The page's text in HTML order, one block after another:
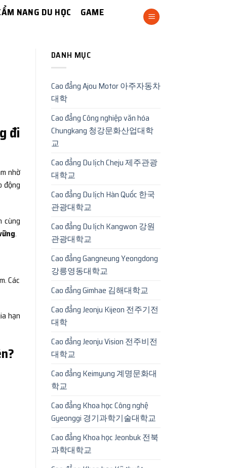
NANG DU HỌC
GAME
đi
nhờ
động
cùng
.
Các
hạn
DANH MỤC
Cao đẳng Ajou Motor 아주자동차
대학
Cao đẳng Công nghiệp văn hóa
Chungkang 청강문화산업대학
교
Cao đẳng Du lịch Cheju 제주관광
대학교
Cao đẳng Du lịch Hàn Quốc 한국
관광대학교
Cao đẳng Du lịch Kangwon 강원
관광대학교
Cao đẳng Gangneung Yeongdong
강릉영동대학교
Cao đẳng Gimhae 김해대학교
Cao đẳng Jeonju Kijeon 전주기전
대학
Cao đẳng Jeonju Vision 전주비전
대학교
Cao đẳng Keimyung 계명문화대
학교
Cao đẳng Khoa học Công nghệ
Gyeonggi 경기과학기술대학교
Cao đẳng Khoa học Jeonbuk 전북
과학대학교